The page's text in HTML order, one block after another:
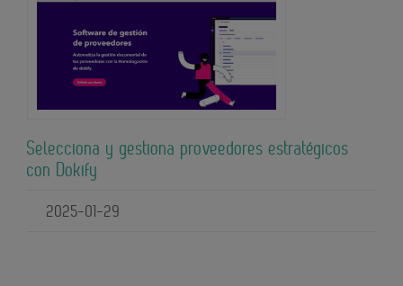
Selecciona y gestiona proveedores estratégicos
con Dokify
2025-01-29